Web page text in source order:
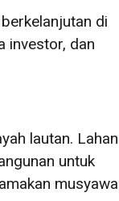
di
investor, dan
lautan. Lahan
untuk